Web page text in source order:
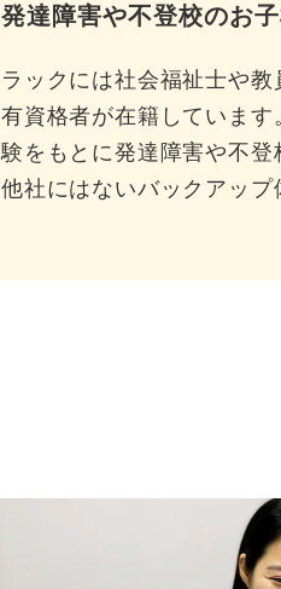
発達障害や不登校のお
ラックには社会福祉士や
有資格者が在籍していま
験をもとに発達障害や不登
他社にはないバックアップ